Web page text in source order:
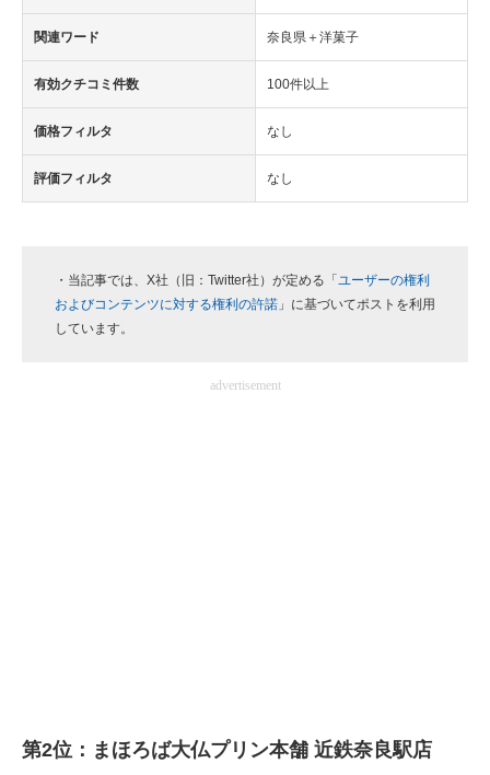
関連ワード 奈良県＋洋菓子
有効クチコミ件数 100件以上
価格フィルタ なし
評価フィルタ なし
・当記事では、X社（旧：Twitter社）が定める「 ユーザーの権利
およびコンテンツに対する権利の許諾 」に基づいてポストを利用
しています。
advertisement
第2位：まほろば大仏プリン本舗 近鉄奈良駅店